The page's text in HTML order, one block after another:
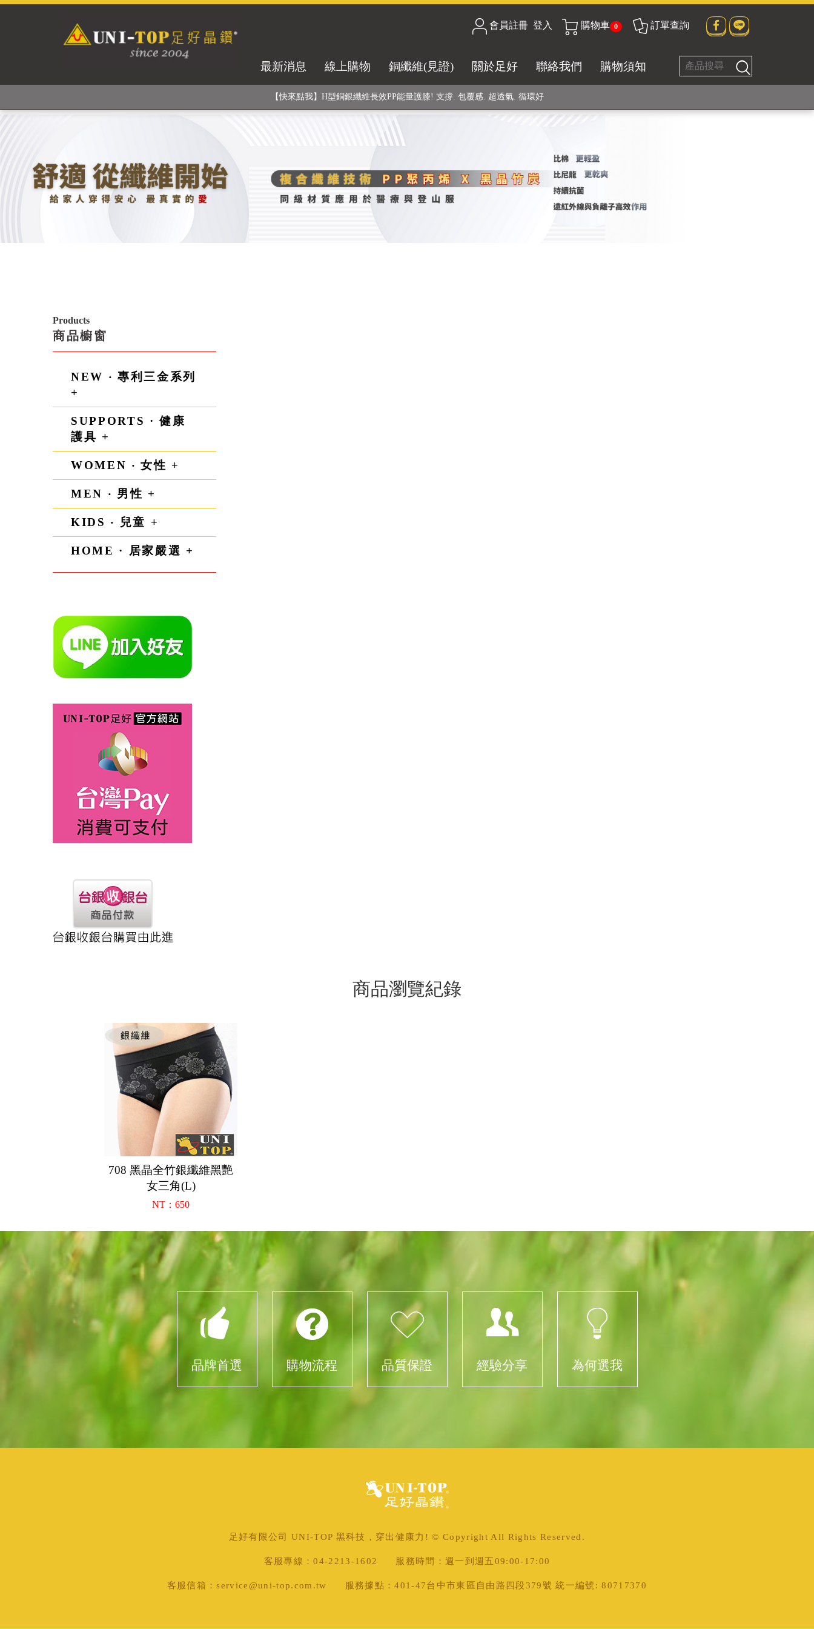
會員註冊 登入 購物車 0 訂單查詢
最新消息 線上購物 銅纖維(見證) 關於足好 聯絡我們 購物須知
銅銀鍺元素融合紗線，長效抗菌除臭! 全程MIT製造，通過多項國際檢驗
【快來點我】H型銅銀纖維長效PP能量護膝! 支撐. 包覆感. 超透氣. 循環好
【快來點我】三金家族- 專利活氧 男女內褲系列
Products
商品櫥窗
NEW ‧ 專利三金系列
+
SUPPORTS · 健康
護具 +
WOMEN ‧ 女性 +
MEN ‧ 男性 +
KIDS ‧ 兒童 +
HOME · 居家嚴選 +
商品瀏覽紀錄
708 黑晶全竹銀纖維黑艷
女三角(L)
NT：650
品牌首選 購物流程 品質保證 經驗分享 為何選我
足好有限公司 UNI-TOP 黑科技，穿出健康力! © Copyright All Rights Reserved.
客服專線：04-2213-1602 服務時間：週一到週五09:00-17:00
客服信箱：service@uni-top.com.tw 服務據點：401-47台中市東區自由路四段379號 統一編號: 80717370